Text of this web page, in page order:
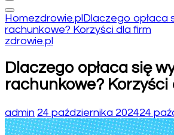
Homezdrowie.plDlaczego opłaca
rachunkowe? Korzyści dla firm
zdrowie.pl
Dlaczego opłaca się
rachunkowe? Korzyści
admin 24 października 202424